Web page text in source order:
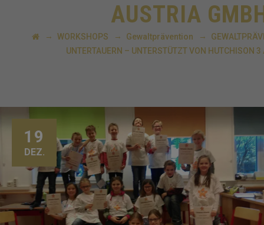
AUSTRIA
→ WORKSHOPS → Gewaltprävention →
UNTERTAUERN – UNTERSTÜTZT VON HUTCHISON
19
DEZ.